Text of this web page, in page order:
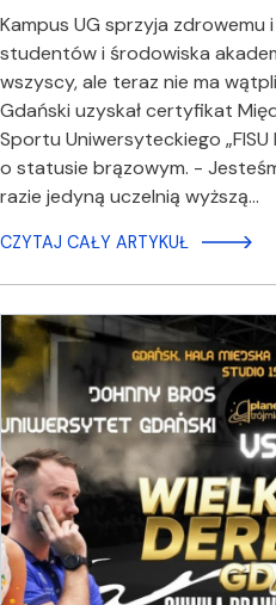
Kampus UG sprzyja
studentów i środowiska
wszyscy, ale teraz nie ma
Gdański uzyskał certyfikat
Sportu Uniwersyteckiego
o statusie brązowym. -
razie jedyną uczelnią wyższą…
CZYTAJ CAŁY ARTYKUŁ